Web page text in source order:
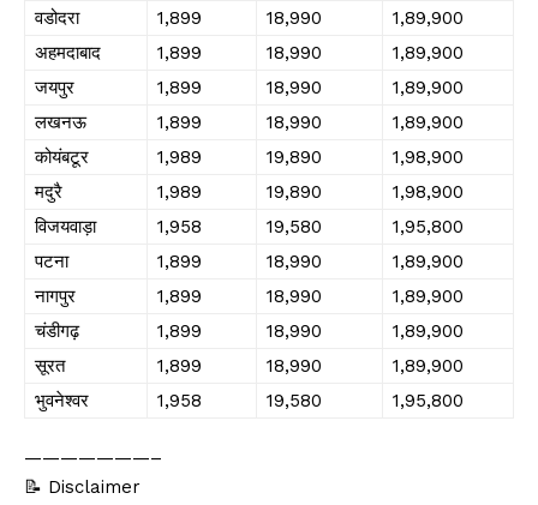
वडोदरा
₹1,899 ₹18,990
₹1,89,900
अहमदाबाद
₹1,899 ₹18,990
₹1,89,900
जयपुर
₹1,899 ₹18,990
₹1,89,900
लखनऊ
₹1,899 ₹18,990
₹1,89,900
कोयंबटूर
₹1,989 ₹19,890
₹1,98,900
मदुरै
₹1,989 ₹19,890
₹1,98,900
विजयवाड़ा
₹1,958 ₹19,580
₹1,95,800
पटना
₹1,899 ₹18,990
₹1,89,900
नागपुर
₹1,899 ₹18,990
₹1,89,900
चंडीगढ़
₹1,899 ₹18,990
₹1,89,900
सूरत
₹1,899 ₹18,990
₹1,89,900
भुवनेश्वर
₹1,958 ₹19,580 ₹1,95,800
———————–
📝 Disclaimer